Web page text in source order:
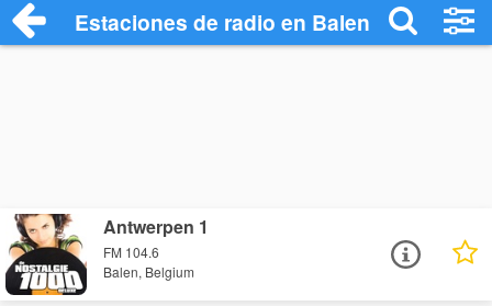
Estaciones de radio en Balen - Escuchar
Antwerpen 1
FM 104.6
Balen, Belgium